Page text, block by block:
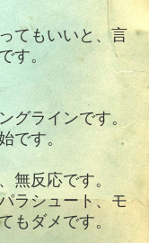
てもいいと、言
す。
グラインです。
です。
無反応です。
ラシュート、モ
もダメです。